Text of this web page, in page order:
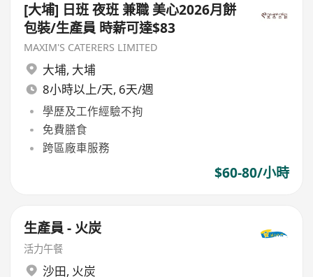
[大埔] 日班 夜班 兼職 美心2026月餅
包裝/生產員 時薪可達$83
MAXIM'S CATERERS LIMITED
大埔, 大埔
8小時以上/天, 6天/週
學歷及工作經驗不拘
免費膳食
跨區廠車服務
$60-80/小時
生產員 - 火炭
活力午餐
沙田, 火炭